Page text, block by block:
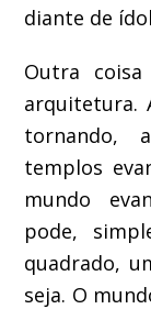
diante de
Outra
arquitetura.
tornando,
templos
mundo
pode,
quadrado,
seja. O